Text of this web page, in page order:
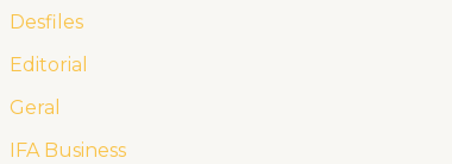
Desfiles
Editorial
Geral
IFA Business